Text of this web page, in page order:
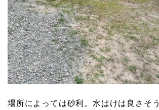
場所によっては砂利。水はけは良さそう